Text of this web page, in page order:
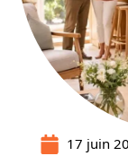
17 juin